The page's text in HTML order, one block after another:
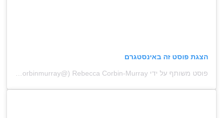
הצגת פוסט זה באינסטגרם
פוסט משותף על ידי ‏‎Rebecca Corbin-Murray‎‏ (@‏‎rebeccacorbinmurray‎‏)